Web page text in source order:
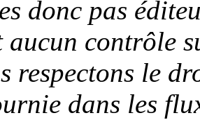
donc pas
aucun contrôle
respectons le
dans les